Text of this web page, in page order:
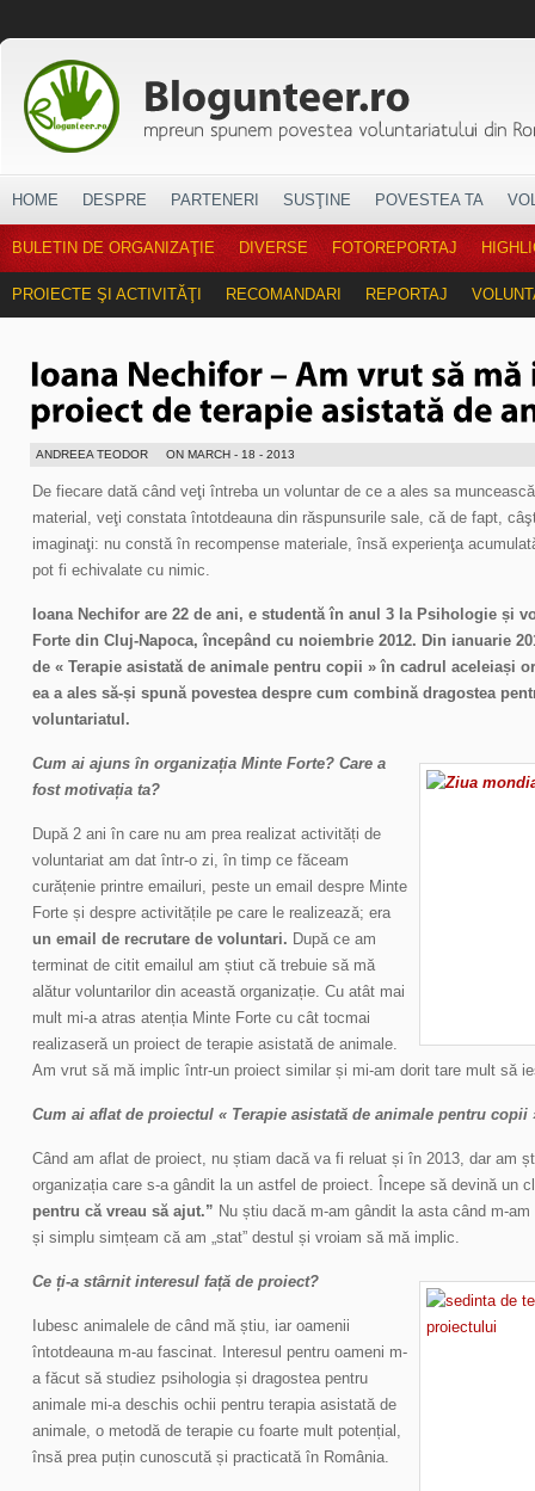
HOME DESPRE PARTENERI SUSŢINE POVESTEA TA
BULETIN DE ORGANIZAŢIE DIVERSE FOTOREPORTAJ
PROIECTE ŞI ACTIVITĂŢI RECOMANDARI REPORTAJ
ANDREEA TEODOR ON MARCH - 18 - 2013
De fiecare dată când veţi întreba un voluntar de ce a ales sa
material, veţi constata întotdeauna din răspunsurile sale, că de fapt,
imaginaţi: nu constă în recompense materiale, însă experienţa
pot fi echivalate cu nimic.
Ioana Nechifor are 22 de ani, e studentă în anul 3 la Psihologie și
Forte din Cluj-Napoca, începând cu noiembrie 2012. Din ianuarie
de « Terapie asistată de animale pentru copii » în cadrul aceleiași
ea a ales să-și spună povestea despre cum combină dragostea
voluntariatul.
Cum ai ajuns în organizația Minte Forte? Care a
fost motivația ta?
După 2 ani în care nu am prea realizat activități de
voluntariat am dat într-o zi, în timp ce făceam
curățenie printre emailuri, peste un email despre Minte
Forte și despre activitățile pe care le realizează; era
un email de recrutare de voluntari. După ce am
terminat de citit emailul am știut că trebuie să mă
alătur voluntarilor din această organizație. Cu atât mai
mult mi-a atras atenția Minte Forte cu cât tocmai
realizaseră un proiect de terapie asistată de animale.
Am vrut să mă implic într-un proiect similar și mi-am dorit tare mult să
Cum ai aflat de proiectul « Terapie asistată de animale pentru copii
Când am aflat de proiect, nu știam dacă va fi reluat și în 2013, dar am
organizația care s-a gândit la un astfel de proiect. Începe să devină un
pentru că vreau să ajut.” Nu știu dacă m-am gândit la asta când m-
și simplu simțeam că am „stat” destul și vroiam să mă implic.
Ce ți-a stârnit interesul față de proiect?
Iubesc animalele de când mă știu, iar oamenii
întotdeauna m-au fascinat. Interesul pentru oameni m-
a făcut să studiez psihologia și dragostea pentru
animale mi-a deschis ochii pentru terapia asistată de
animale, o metodă de terapie cu foarte mult potențial,
însă prea puțin cunoscută și practicată în România.